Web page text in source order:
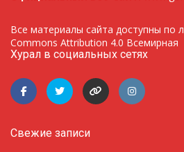
Все материалы сайта доступны по
Commons Attribution 4.0 Всемирная
Хурал в социальных сетях
Свежие записи